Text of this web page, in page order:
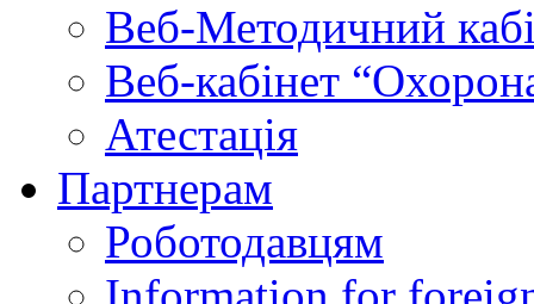
Веб-Методичний
Веб-кабінет
Атестація
Партнерам
Роботодавцям